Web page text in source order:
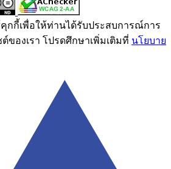
คุกกี้เพื่อให้ท่านได้รับประสบการณ์การ
ของเรา โปรดศึกษาเพิ่มเติมที่ นโยบาย